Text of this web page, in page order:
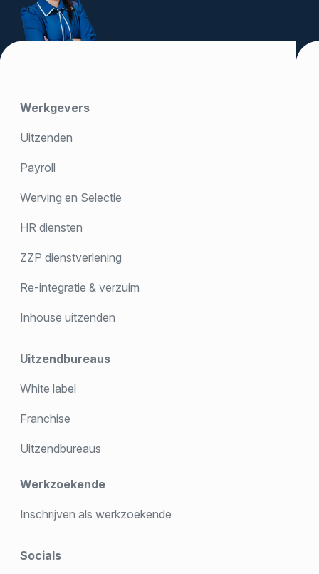
Werkgevers
Uitzenden
Payroll
Werving en Selectie
HR diensten
ZZP dienstverlening
Re-integratie & verzuim
Inhouse uitzenden
Uitzendbureaus
White label
Franchise
Uitzendbureaus
Werkzoekende
Inschrijven als werkzoekende
Socials